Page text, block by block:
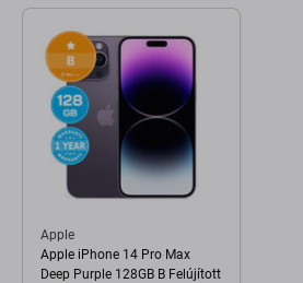
Apple
Apple iPhone 14 Pro Max
Deep Purple 128GB B Felújított